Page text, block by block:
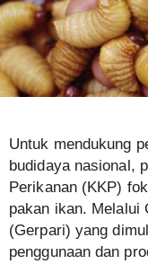
Untuk mendukung
budidaya nasional,
Perikanan (KKP)
pakan ikan. Melalui
(Gerpari) yang
penggunaan dan